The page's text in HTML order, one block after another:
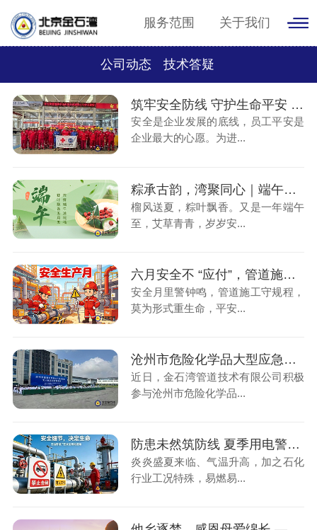
服务范围 关于我们
公司动态 技术答疑
筑牢安全防线 守护生命平安 | 我司联合蓝天救援队开展全员急救安全专项培训
安全是企业发展的底线，员工平安是
企业最大的心愿。为进...
粽承古韵，湾聚同心｜端午食粽欢聚，共赴美好朝夕！
榴风送夏，粽叶飘香。又是一年端午
至，艾草青青，岁岁安...
六月安全不 “应付”，管道施工 “稳” 到家！
安全月里警钟鸣，管道施工守规程，
莫为形式重生命，平安...
沧州市危险化学品大型应急演练 | 实战演练淬真功 筑牢管道安全堤！
近日，金石湾管道技术有限公司积极
参与沧州市危险化学品...
防患未然筑防线 夏季用电警钟长鸣
炎炎盛夏来临、气温升高，加之石化
行业工况特殊，易燃易...